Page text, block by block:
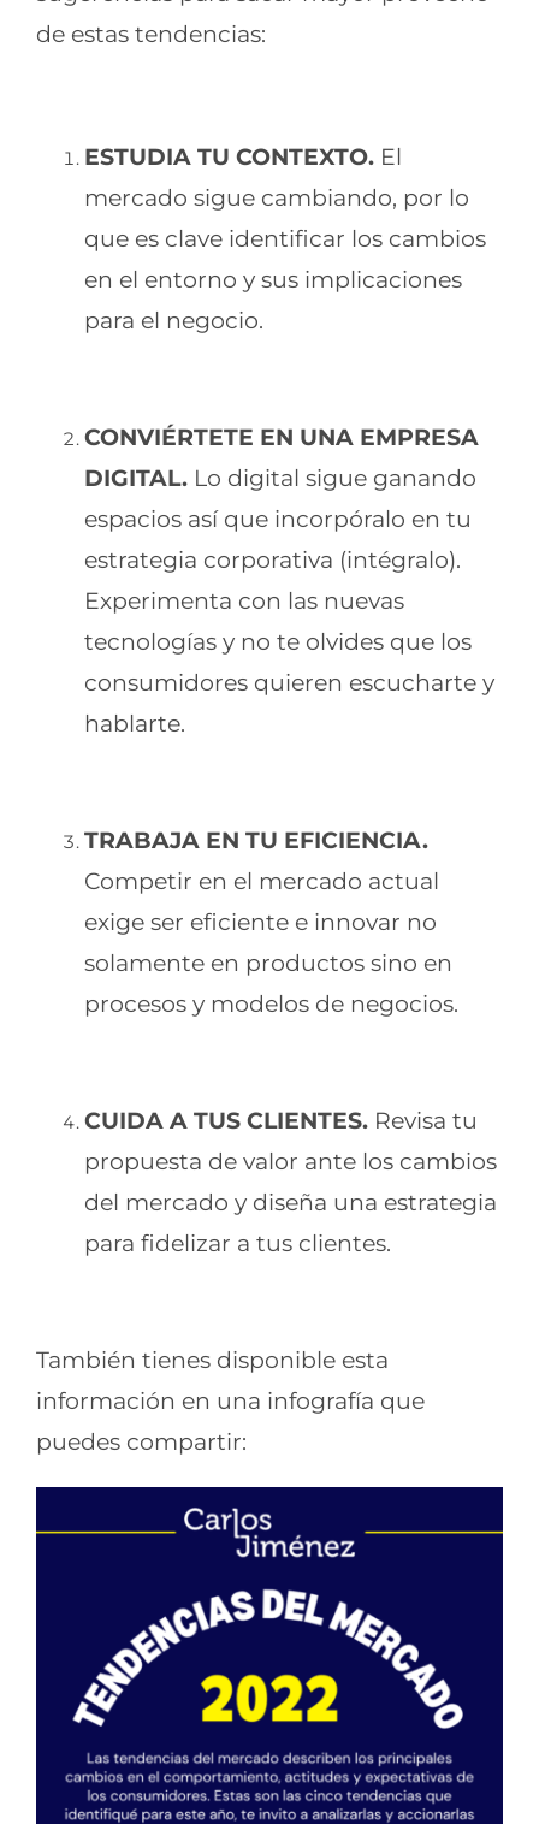
de estas tendencias:
ESTUDIA TU CONTEXTO. El
mercado sigue cambiando, por lo
que es clave identificar los cambios
en el entorno y sus implicaciones
para el negocio.
CONVIÉRTETE EN UNA EMPRESA
DIGITAL. Lo digital sigue ganando
espacios así que incorpóralo en tu
estrategia corporativa (intégralo).
Experimenta con las nuevas
tecnologías y no te olvides que los
consumidores quieren escucharte y
hablarte.
TRABAJA EN TU EFICIENCIA.
Competir en el mercado actual
exige ser eficiente e innovar no
solamente en productos sino en
procesos y modelos de negocios.
CUIDA A TUS CLIENTES. Revisa tu
propuesta de valor ante los cambios
del mercado y diseña una estrategia
para fidelizar a tus clientes.
También tienes disponible esta
información en una infografía que
puedes compartir: